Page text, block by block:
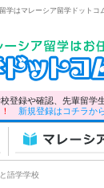
学はマレーシア留学ドットコ
登録や確認、先輩留
新規登録はコチラか
マレーシア
語学学校